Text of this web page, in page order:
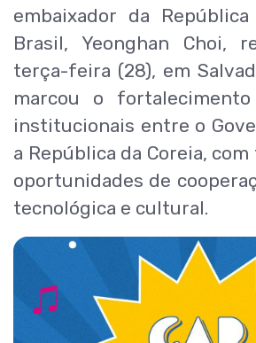
embaixador da
Brasil, Yeonghan Choi,
terça-feira (28), em
marcou o
institucionais entre o
a República da Coreia,
oportunidades de
tecnológica e cultural.